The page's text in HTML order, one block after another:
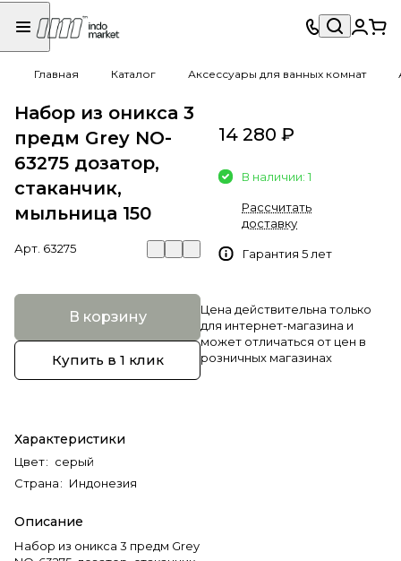
Главная Каталог Аксессуары для ванных комнат
Набор из оникса 3
предм Grey NO-
63275 дозатор,
стаканчик,
мыльница 150
Арт. 63275
В корзину
Купить в 1 клик
Характеристики
Цвет: серый
Страна: Индонезия
Описание
Набор из оникса 3 предм Grey
14 280 ₽
В наличии: 1
Рассчитать
доставку
Гарантия 5 лет
Цена действительна только
для интернет-магазина и
может отличаться от цен в
розничных магазинах